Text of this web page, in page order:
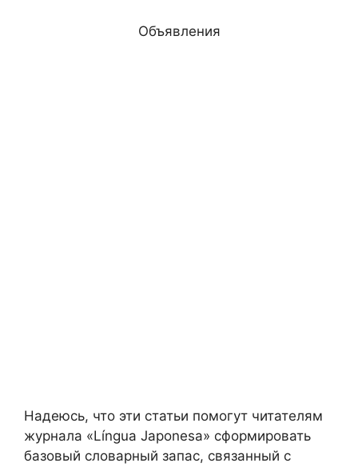
Объявления
Надеюсь, что эти статьи помогут читателям
журнала «Língua Japonesa» сформировать
базовый словарный запас, связанный с